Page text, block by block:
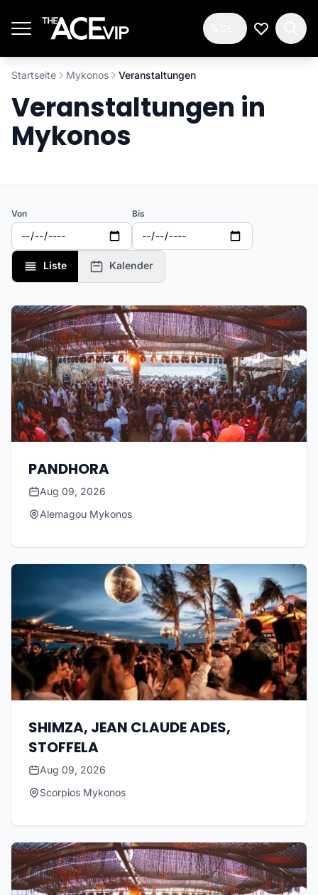
Meine
Startseite Mykonos Veranstaltungen
Veranstaltungen in
Mykonos
Von Bis
Liste Kalender
PANDHORA
Aug 09, 2026
Alemagou Mykonos
SHIMZA, JEAN CLAUDE ADES,
STOFFELA
Aug 09, 2026
Scorpios Mykonos